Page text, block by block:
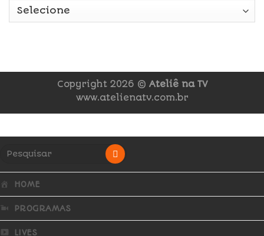
Copyright 2026 © Ateliê na TV
www.atelienatv.com.br
HOME
PROGRAMAS
LIVES